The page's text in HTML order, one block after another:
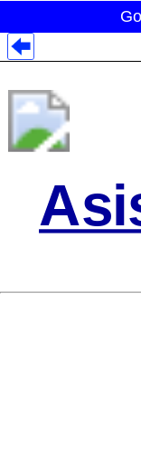
Despliegues
Despliegues
Despliegues